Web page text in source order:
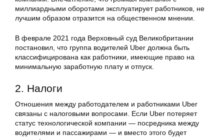
миллиардными оборотами эксплуатирует работников, не
лучшим образом отразится на общественном мнении.
В феврале 2021 года Верховный суд Великобритании
постановил, что группа водителей Uber должна быть
классифицирована как работники, имеющие право на
минимальную заработную плату и отпуск.
2. Налоги
Отношения между работодателем и работниками Uber
связаны с налоговыми вопросами. Если Uber потеряет
статус технологической компании — посредника между
водителями и пассажирами — и вместо этого будет